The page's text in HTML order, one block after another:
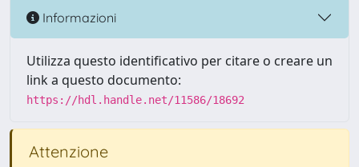
Informazioni
Utilizza questo identificativo per citare o creare un
link a questo documento:
https://hdl.handle.net/11586/18692
Attenzione